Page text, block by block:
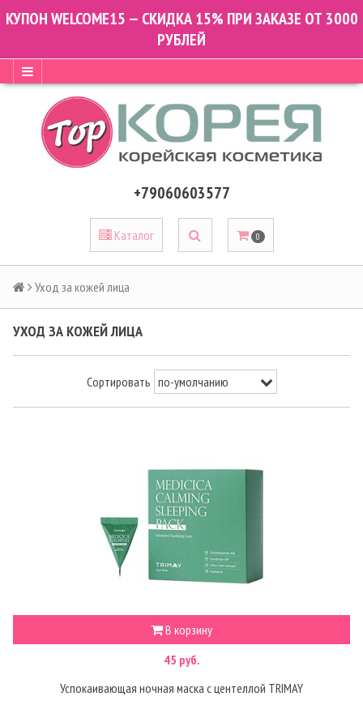
КУПОН WELCOME15 — СКИДКА 15% ПРИ ЗАКАЗЕ ОТ 3000
РУБЛЕЙ
+79060603577
Каталог 0
Уход за кожей лица
УХОД ЗА КОЖЕЙ ЛИЦА
Сортировать
В корзину
45 руб.
Успокаивающая ночная маска с центеллой TRIMAY